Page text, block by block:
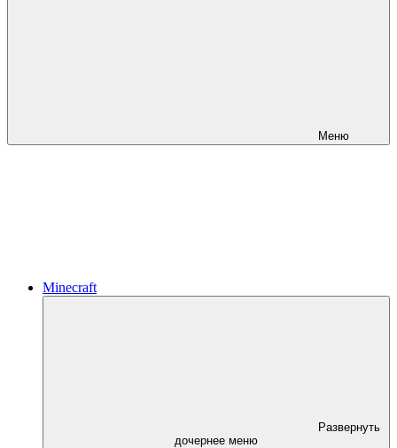
Меню
Minecraft
Развернуть
дочернее меню